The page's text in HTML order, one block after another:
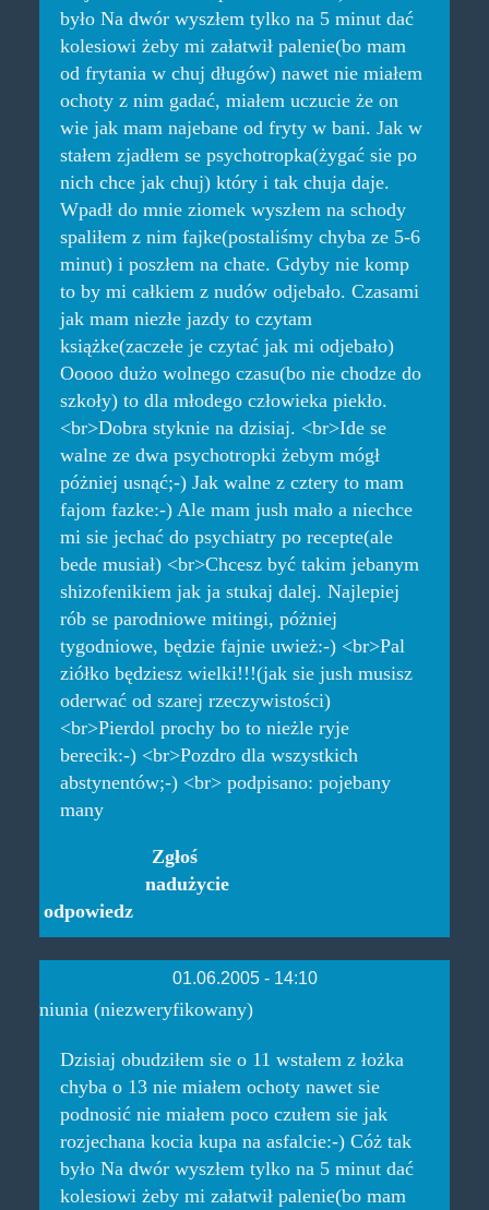
było Na dwór wyszłem tylko na 5 minut dać
kolesiowi żeby mi załatwił palenie(bo mam
od frytania w chuj długów) nawet nie miałem
ochoty z nim gadać, miałem uczucie że on
wie jak mam najebane od fryty w bani. Jak w
stałem zjadłem se psychotropka(żygać sie po
nich chce jak chuj) który i tak chuja daje.
Wpadł do mnie ziomek wyszłem na schody
spaliłem z nim fajke(postaliśmy chyba ze 5-6
minut) i poszłem na chate. Gdyby nie komp
to by mi całkiem z nudów odjebało. Czasami
jak mam niezłe jazdy to czytam
książke(zaczełe je czytać jak mi odjebało)
Ooooo dużo wolnego czasu(bo nie chodze do
szkoły) to dla młodego człowieka piekło.
<br>Dobra styknie na dzisiaj. <br>Ide se
walne ze dwa psychotropki żebym mógł
póżniej usnąć;-) Jak walne z cztery to mam
fajom fazke:-) Ale mam jush mało a niechce
mi sie jechać do psychiatry po recepte(ale
bede musiał) <br>Chcesz być takim jebanym
shizofenikiem jak ja stukaj dalej. Najlepiej
rób se parodniowe mitingi, póżniej
tygodniowe, będzie fajnie uwież:-) <br>Pal
ziółko będziesz wielki!!!(jak sie jush musisz
oderwać od szarej rzeczywistości)
<br>Pierdol prochy bo to nieżle ryje
berecik:-) <br>Pozdro dla wszystkich
abstynentów;-) <br> podpisano: pojebany
many
odpowiedz
Zgłoś
nadużycie
01.06.2005 - 14:10
niunia (niezweryfikowany)
Dzisiaj obudziłem sie o 11 wstałem z łożka
chyba o 13 nie miałem ochoty nawet sie
podnosić nie miałem poco czułem sie jak
rozjechana kocia kupa na asfalcie:-) Cóż tak
było Na dwór wyszłem tylko na 5 minut dać
kolesiowi żeby mi załatwił palenie(bo mam